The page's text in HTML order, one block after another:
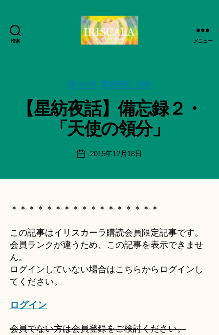
検索
日
記
録・
品
IRISCALA
メニュー
カ
ー
風の小径 星紡夜話・新章
【星紡夜話】備忘録２・
「天使の領分」
投
稿
智
日
月
＊
a
ki
＊
投
2015年12月18日
＊＊＊＊＊＊＊＊＊＊＊＊＊＊＊＊＊
この記事はイリスカーラ購読会員限定記事です。
会員ランクが違うため、この記事を表示できませ
ん。
ログインしていない場合はこちらからログインし
てください。
ログイン
会員でない方は会員登録をご検討ください。